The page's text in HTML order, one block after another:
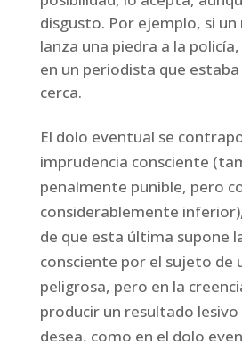
disgusto. Por ejemplo, si
lanza una piedra a la
en un periodista que
cerca.
El dolo eventual se
imprudencia consciente
penalmente punible, pero
considerablemente
de que esta última supone
consciente por el sujeto de
peligrosa, pero en la
producir un resultado
desea, como en el dolo